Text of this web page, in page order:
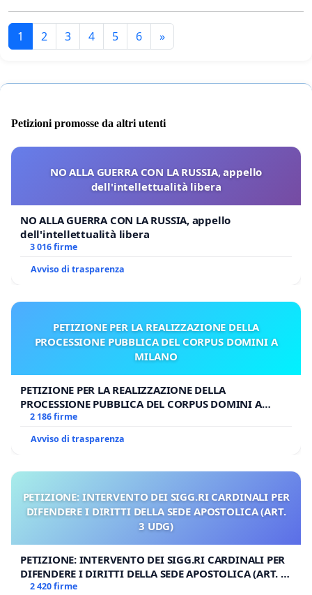
1 2 3 4 5 6 »
Petizioni promosse da altri utenti
NO ALLA GUERRA CON LA RUSSIA, appello
dell'intellettualità libera
NO ALLA GUERRA CON LA RUSSIA, appello
dell'intellettualità libera
3 016 firme
Avviso di trasparenza
PETIZIONE PER LA REALIZZAZIONE DELLA
PROCESSIONE PUBBLICA DEL CORPUS DOMINI A
MILANO
PETIZIONE PER LA REALIZZAZIONE DELLA
PROCESSIONE PUBBLICA DEL CORPUS DOMINI A
MILANO
2 186 firme
Avviso di trasparenza
PETIZIONE: INTERVENTO DEI SIGG.RI CARDINALI PER
DIFENDERE I DIRITTI DELLA SEDE APOSTOLICA (ART.
3 UDG)
PETIZIONE: INTERVENTO DEI SIGG.RI CARDINALI PER
DIFENDERE I DIRITTI DELLA SEDE APOSTOLICA (ART. 3
UDG)
2 420 firme